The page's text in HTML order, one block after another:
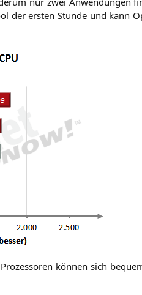
der ers­ten Stun­de und kann
kön­nen sich